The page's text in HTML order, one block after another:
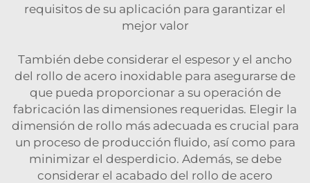
requisitos de su aplicación para garantizar el
mejor valor
También debe considerar el espesor y el ancho
del rollo de acero inoxidable para asegurarse de
que pueda proporcionar a su operación de
fabricación las dimensiones requeridas. Elegir la
dimensión de rollo más adecuada es crucial para
un proceso de producción fluido, así como para
minimizar el desperdicio. Además, se debe
considerar el acabado del rollo de acero